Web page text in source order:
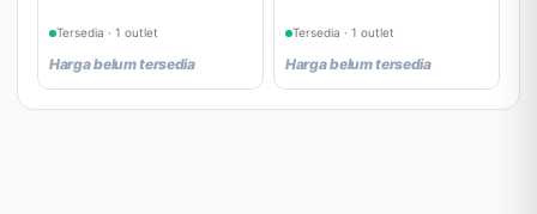
Tersedia · 1 outlet
Harga belum tersedia
Tersedia · 1 outlet
Harga belum tersedia